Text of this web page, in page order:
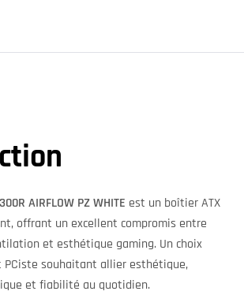
AIRFLOW PZ WHITE est un boîtier ATX
offrant un excellent compromis entre
et esthétique gaming. Un choix
souhaitant allier esthétique,
et fiabilité au quotidien.